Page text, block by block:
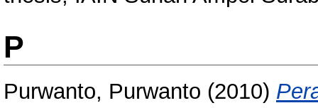
P
Purwanto, Purwanto (2010)